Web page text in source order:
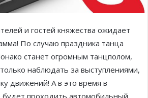
и гостей княжества ожидает
По случаю праздника танца
станет огромным танцполом,
наблюдать за выступлениями,
движений! А в это время в
проходить автомобильный